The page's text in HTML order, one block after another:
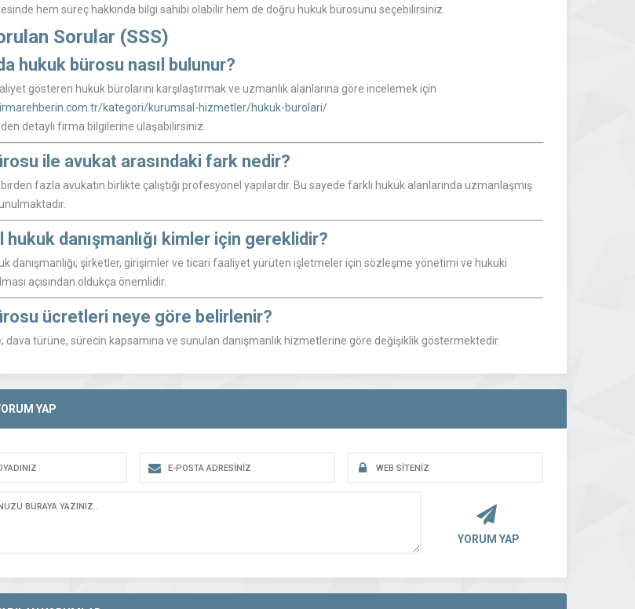
hem süreç hakkında bilgi sahibi olabilir hem de doğru hukuk bürosunu seçebilirsiniz.
Sorular (SSS)
hukuk bürosu nasıl bulunur?
gösteren hukuk bürolarını karşılaştırmak ve uzmanlık alanlarına göre incelemek için
kategori/kurumsal-hizmetler/hukuk-burolari/
detaylı firma bilgilerine ulaşabilirsiniz.
ile avukat arasındaki fark nedir?
fazla avukatın birlikte çalıştığı profesyonel yapılardır. Bu sayede farklı hukuk alanlarında uzmanlaşmış
hukuk danışmanlığı kimler için gereklidir?
danışmanlığı; şirketler, girişimler ve ticari faaliyet yürüten işletmeler için sözleşme yönetimi ve hukuki
açısından oldukça önemlidir.
ücretleri neye göre belirlenir?
dava türüne, sürecin kapsamına ve sunulan danışmanlık hizmetlerine göre değişiklik göstermektedir.
YAP
YORUM YAP